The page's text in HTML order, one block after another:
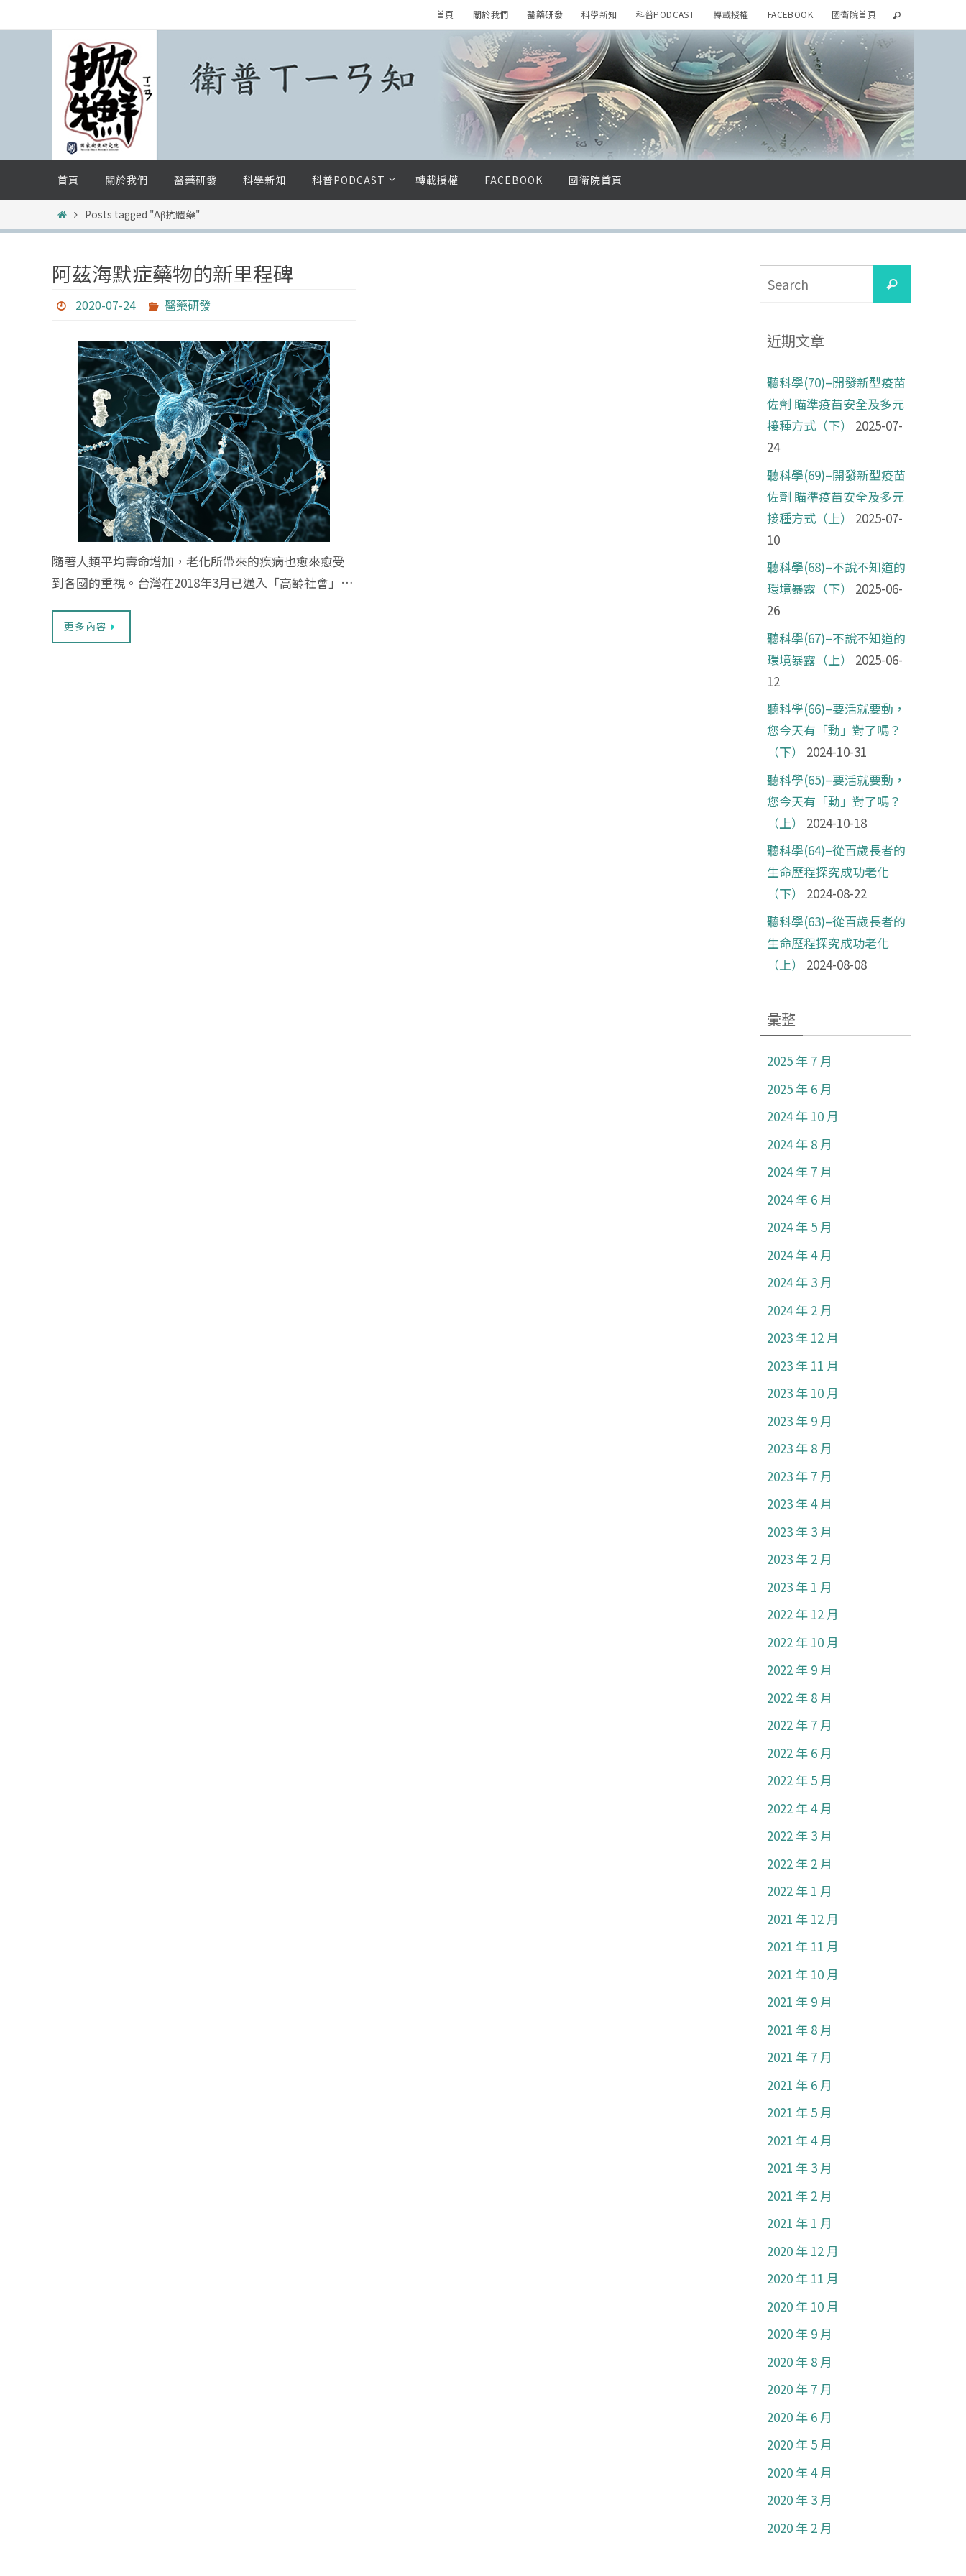
to
首頁 關於我們 醫藥研發 科學新知 科普PODCAST 轉載授權 FACEBOOK 國衛院首頁
content
首頁 關於我們 醫藥研發 科學新知 科普PODCAST 轉載授權 FACEBOOK 國衛院首頁
HomePosts tagged "Aβ抗體藥"
阿茲海默症藥物的新里程碑
2020-07-24 醫藥研發
隨著人類平均壽命增加，老化所帶來的疾病也愈來愈受
到各國的重視。台灣在2018年3月已邁入「高齡社會」…
更多內容
Search
近期文章
聽科學(70)–開發新型疫苗
佐劑 瞄準疫苗安全及多元
接種方式（下）
2025-07-
24
聽科學(69)–開發新型疫苗
佐劑 瞄準疫苗安全及多元
接種方式（上）
2025-07-
10
聽科學(68)–不說不知道的
環境暴露（下）
2025-06-
26
聽科學(67)–不說不知道的
環境暴露（上）
2025-06-
12
聽科學(66)–要活就要動，
您今天有「動」對了嗎？
（下）
2024-10-31
聽科學(65)–要活就要動，
您今天有「動」對了嗎？
（上）
2024-10-18
聽科學(64)–從百歲長者的
生命歷程探究成功老化
（下）
2024-08-22
聽科學(63)–從百歲長者的
生命歷程探究成功老化
（上）
2024-08-08
彙整
2025 年 7 月
2025 年 6 月
2024 年 10 月
2024 年 8 月
2024 年 7 月
2024 年 6 月
2024 年 5 月
2024 年 4 月
2024 年 3 月
2024 年 2 月
2023 年 12 月
2023 年 11 月
2023 年 10 月
2023 年 9 月
2023 年 8 月
2023 年 7 月
2023 年 4 月
2023 年 3 月
2023 年 2 月
2023 年 1 月
2022 年 12 月
2022 年 10 月
2022 年 9 月
2022 年 8 月
2022 年 7 月
2022 年 6 月
2022 年 5 月
2022 年 4 月
2022 年 3 月
2022 年 2 月
2022 年 1 月
2021 年 12 月
2021 年 11 月
2021 年 10 月
2021 年 9 月
2021 年 8 月
2021 年 7 月
2021 年 6 月
2021 年 5 月
2021 年 4 月
2021 年 3 月
2021 年 2 月
2021 年 1 月
2020 年 12 月
2020 年 11 月
2020 年 10 月
2020 年 9 月
2020 年 8 月
2020 年 7 月
2020 年 6 月
2020 年 5 月
2020 年 4 月
2020 年 3 月
2020 年 2 月